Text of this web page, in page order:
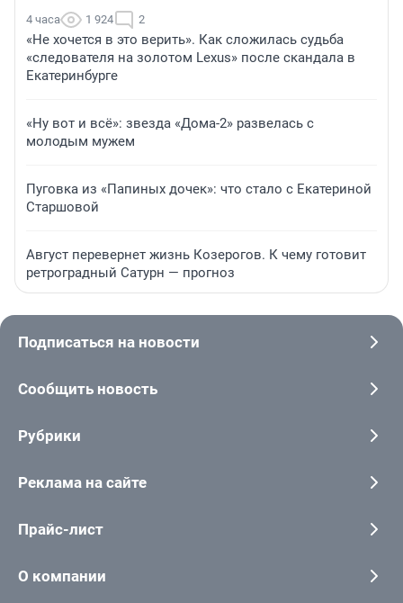
4 часа 1 924 2
«Не хочется в это верить». Как сложилась судьба
«следователя на золотом Lexus» после скандала в
Екатеринбурге
«Ну вот и всё»: звезда «Дома-2» развелась с
молодым мужем
Пуговка из «Папиных дочек»: что стало с Екатериной
Старшовой
Август перевернет жизнь Козерогов. К чему готовит
ретроградный Сатурн — прогноз
Подписаться на новости
Сообщить новость
Рубрики
Реклама на сайте
Прайс-лист
О компании